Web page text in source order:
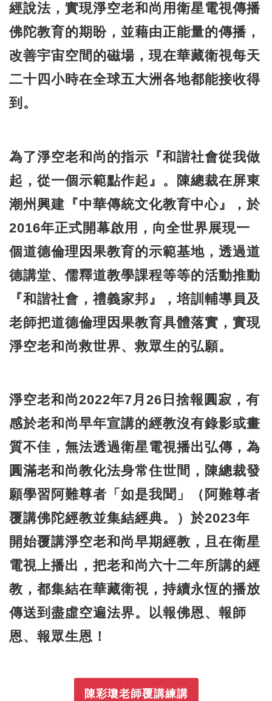
經說法，實現淨空老和尚用衛星電視傳播
佛陀教育的期盼，並藉由正能量的傳播，
改善宇宙空間的磁場，現在華藏衛視每天
二十四小時在全球五大洲各地都能接收得
到。
為了淨空老和尚的指示『和諧社會從我做
起，從一個示範點作起』。陳總裁在屏東
潮州興建『中華傳統文化教育中心』，於
2016年正式開幕啟用，向全世界展現一
個道德倫理因果教育的示範基地，透過道
德講堂、儒釋道教學課程等等的活動推動
『和諧社會，禮義家邦』，培訓輔導員及
老師把道德倫理因果教育具體落實，實現
淨空老和尚救世界、救眾生的弘願。
淨空老和尚2022年7月26日捨報圓寂，有
感於老和尚早年宣講的經教沒有錄影或畫
質不佳，無法透過衛星電視播出弘傳，為
圓滿老和尚教化法身常住世間，陳總裁發
願學習阿難尊者「如是我聞」（阿難尊者
覆講佛陀經教並集結經典。）於2023年
開始覆講淨空老和尚早期經教，且在衛星
電視上播出，把老和尚六十二年所講的經
教，都集結在華藏衛視，持續永恆的播放
傳送到盡虛空遍法界。以報佛恩、報師
恩、報眾生恩！
陳彩瓊老師覆講練講